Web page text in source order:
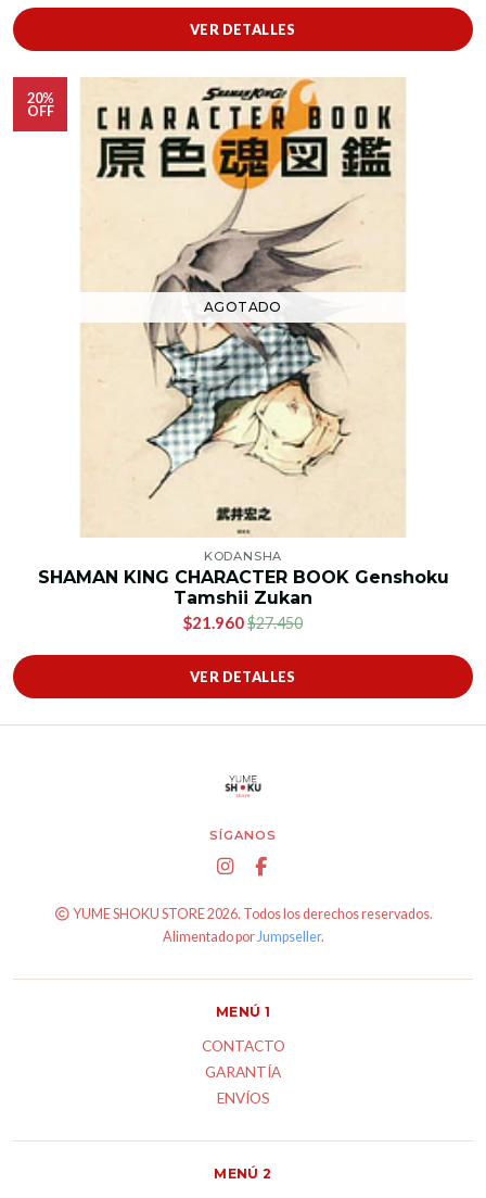
VER DETALLES
20%
OFF
AGOTADO
KODANSHA
SHAMAN KING CHARACTER BOOK Genshoku
Tamshii Zukan
$21.960$27.450
VER DETALLES
SÍGANOS
YUME SHOKU STORE 2026. Todos los derechos reservados.
Alimentado porJumpseller.
MENÚ 1
CONTACTO
GARANTÍA
ENVÍOS
MENÚ 2